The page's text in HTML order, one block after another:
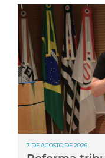
7 DE AGOSTO DE 2026